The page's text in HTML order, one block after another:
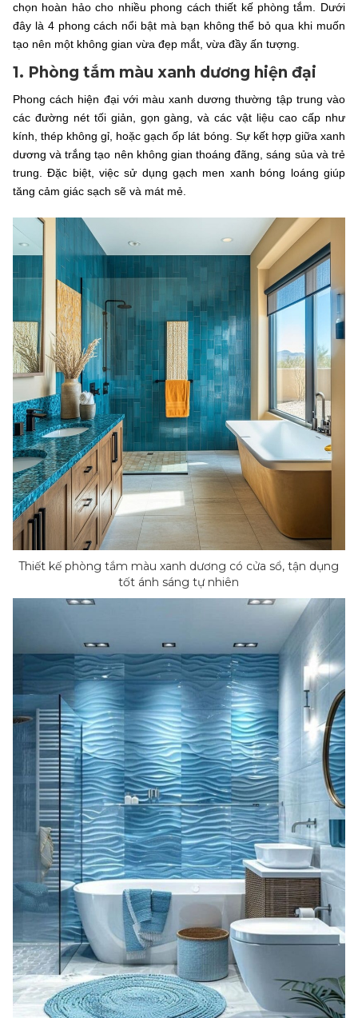
chọn hoàn hảo cho nhiều phong cách thiết kế phòng tắm. Dưới
đây là 4 phong cách nổi bật mà bạn không thể bỏ qua khi muốn
tạo nên một không gian vừa đẹp mắt, vừa đầy ấn tượng.
1. Phòng tắm màu xanh dương hiện đại
Phong cách hiện đại với màu xanh dương thường tập trung vào
các đường nét tối giản, gọn gàng, và các vật liệu cao cấp như
kính, thép không gỉ, hoặc gạch ốp lát bóng. Sự kết hợp giữa xanh
dương và trắng tạo nên không gian thoáng đãng, sáng sủa và trẻ
trung. Đặc biệt, việc sử dụng gạch men xanh bóng loáng giúp
tăng cảm giác sạch sẽ và mát mẻ.
Thiết kế phòng tắm màu xanh dương có cửa sổ, tận dụng
tốt ánh sáng tự nhiên